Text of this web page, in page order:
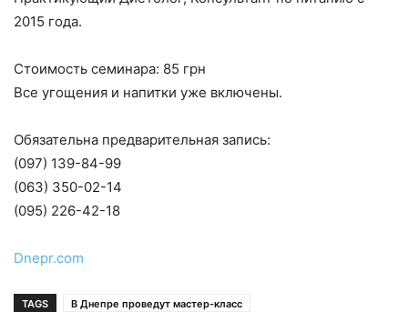
2015 года.
Стоимость семинара: 85 грн
Все угощения и напитки уже включены.
Обязательна предварительная запись:
(097) 139-84-99
(063) 350-02-14
(095) 226-42-18
Dnepr.com
TAGS В Днепре проведут мастер-класс